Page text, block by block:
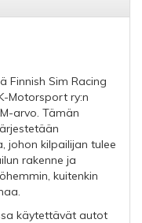
Finnish Sim Racing
Motorsport ry:n
arvo. Tämän
johon kilpailijan tulee
rakenne ja
kuitenkin
käytettävät autot